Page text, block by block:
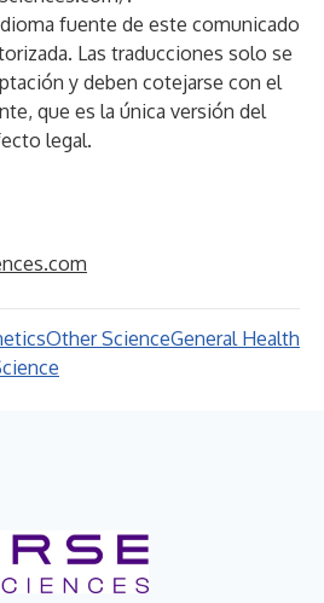
fuente de este comunicado
Las traducciones solo se
y deben cotejarse con el
que es la única versión del
legal.
Other ScienceGeneral Health